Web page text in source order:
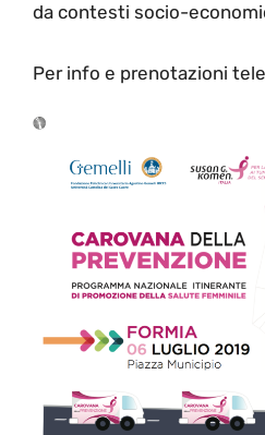
da contesti socio-
Per info e prenotazioni